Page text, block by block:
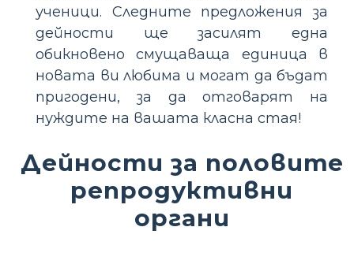
ученици. Следните предложения за
дейности ще засилят една
обикновено смущаваща единица в
новата ви любима и могат да бъдат
пригодени, за да отговарят на
нуждите на вашата класна стая!
Дейности за половите
репродуктивни
органи